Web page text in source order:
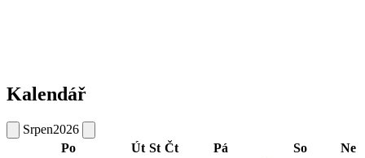
Kalendář
Srpen2026
Po
Út St Čt Pá So Ne